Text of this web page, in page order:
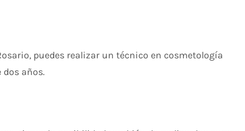
puedes realizar un técnico en cosmetología
años.